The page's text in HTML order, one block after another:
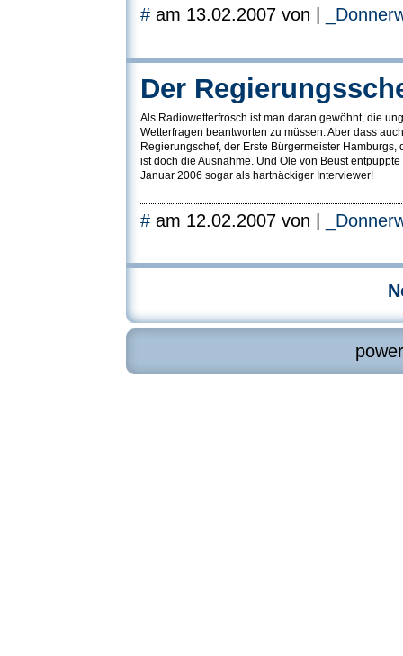
# am 13.02.2007 von |
Der
Als Radiowetterfrosch ist man daran gewöhnt, die
Wetterfragen beantworten zu müssen. Aber dass
Regierungschef, der Erste Bürgermeister Hamburgs,
ist doch die Ausnahme. Und Ole von Beust
Januar 2006 sogar als hartnäckiger Interviewer!
# am 12.02.2007 von |